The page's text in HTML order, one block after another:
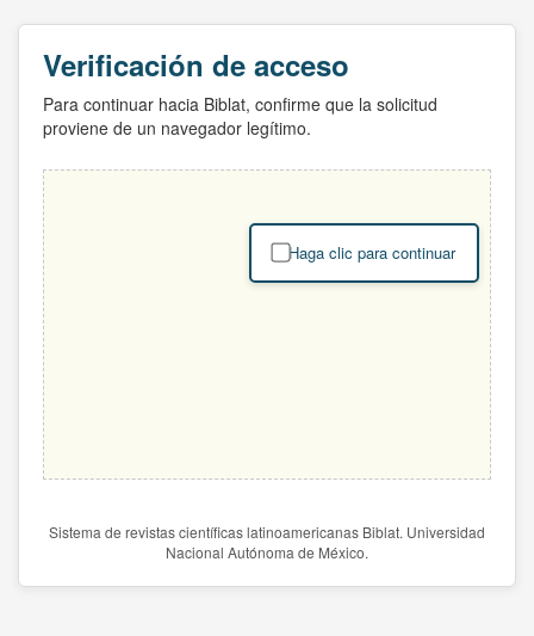
Verificación de acceso
Para continuar hacia Biblat, confirme que la solicitud
proviene de un navegador legítimo.
Haga clic para continuar
Sistema de revistas científicas latinoamericanas Biblat. Universidad
Nacional Autónoma de México.